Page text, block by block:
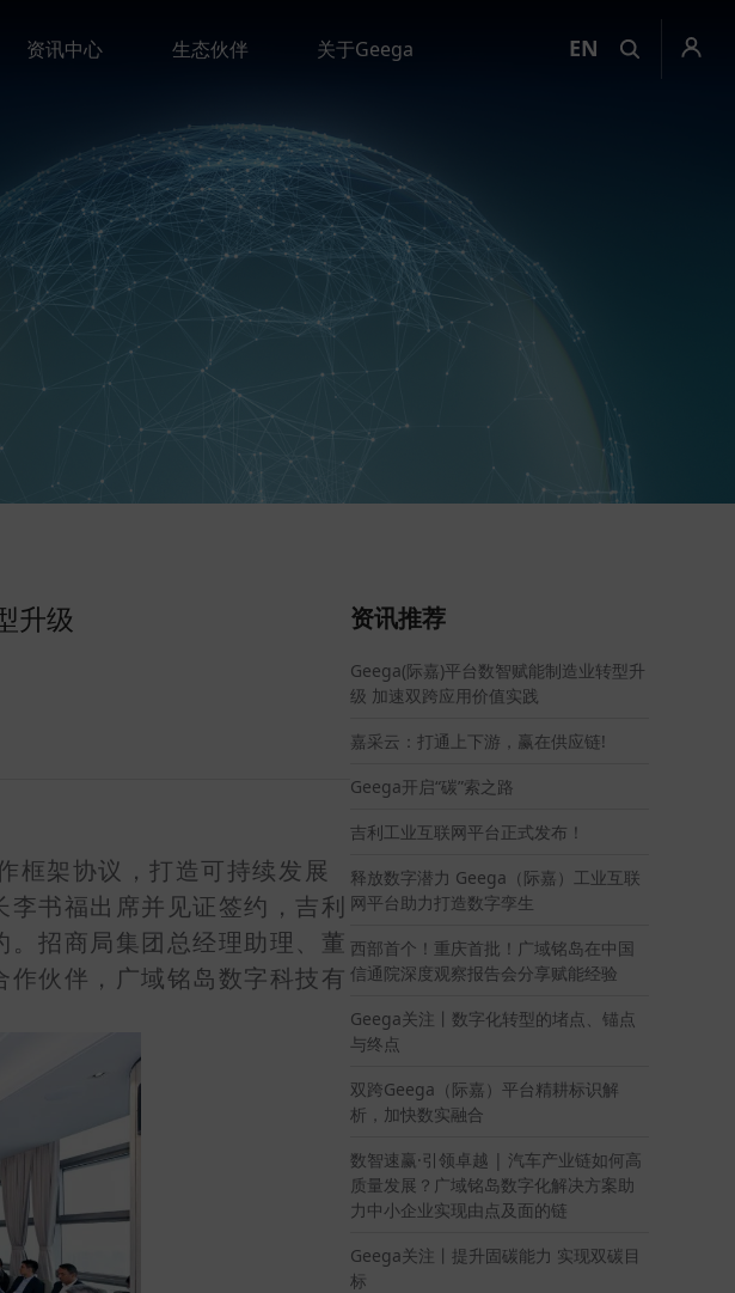
资讯中心 生态伙伴 关于Geega EN
升级
框架协议，打造可持续发展
书福出席并见证签约，吉利
招商局集团总经理助理、董
伙伴，广域铭岛数字科技有
资讯推荐
Geega(际嘉)平台数智赋能制造业转型升
级 加速双跨应用价值实践
嘉采云：打通上下游，赢在供应链!
Geega开启“碳”索之路
吉利工业互联网平台正式发布！
释放数字潜力 Geega（际嘉）工业互联
网平台助力打造数字孪生
西部首个！重庆首批！广域铭岛在中国
信通院深度观察报告会分享赋能经验
Geega关注丨数字化转型的堵点、锚点
与终点
双跨Geega（际嘉）平台精耕标识解
析，加快数实融合
数智速赢·引领卓越 | 汽车产业链如何高
质量发展？广域铭岛数字化解决方案助
力中小企业实现由点及面的链
Geega关注丨提升固碳能力 实现双碳目
标